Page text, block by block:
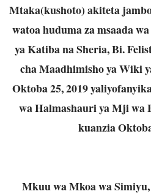
Mtaka(kushoto) akiteta
watoa huduma za msaada
ya Katiba na Sheria, Bi.
cha Maadhimisho ya Wiki
Oktoba 25, 2019
wa Halmashauri ya Mji wa
kuanzia
Mkuu wa Mkoa wa